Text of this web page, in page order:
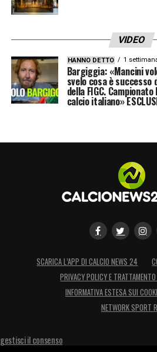
VIDEO
HANNO DETTO 1
Bargiggia: «Mancini
svelo cosa è
della FIGC.
calcio italiano»
SCARICA L’APP DI CALCIO NEWS 24
PRIVACY POLICY E
INFORMATIVA ESTESA SUI
NETWORK SPORT
gestisci il consenso